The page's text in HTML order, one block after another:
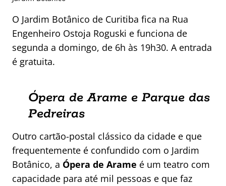
O Jardim Botânico de Curitiba fica na Rua
Engenheiro Ostoja Roguski e funciona de
segunda a domingo, de 6h às 19h30. A entrada
é gratuita.
Ópera de Arame e Parque das
Pedreiras
Outro cartão-postal clássico da cidade e que
frequentemente é confundido com o Jardim
Botânico, a Ópera de Arame é um teatro com
capacidade para até mil pessoas e que faz